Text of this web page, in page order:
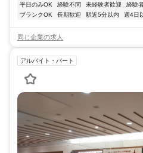
平日のみOK
経験不問 未経験者歓迎 経験
ブランクOK
長期歓迎 駅近5分以内 週4日
同じ企業の求人
アルバイト・パート